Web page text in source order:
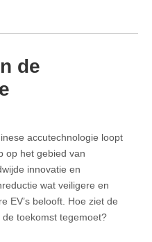
de
accutechnologie loopt
op het gebied van
innovatie en
wat veiligere en
EV’s belooft. Hoe ziet de
de toekomst tegemoet?